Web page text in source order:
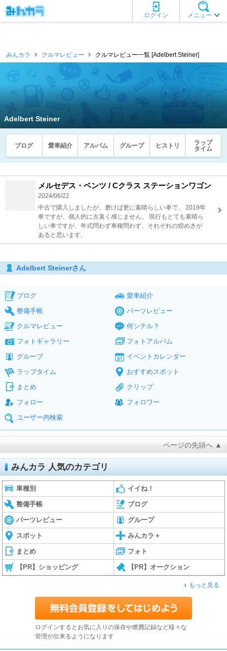
メニュー
ログイン
みんカラ クルマレビュー クルマレビュー一覧 [Adelbert Steiner]
Adelbert Steiner
ブログ 愛車紹介 アルバム グループ ヒストリ
ラップ
タイム
メルセデス・ベンツ / Cクラス ステーションワゴン
2024/06/22
中古で購入しましたが、磨けば更に素晴らしい車で、 2019年
車ですが、個人的に古臭く感じません。 現行もとても素晴ら
しい車ですが、年式問わず車種問わず、それぞれの煌めきが
あると思います。
Adelbert Steinerさん
ブログ
愛車紹介
整備手帳
パーツレビュー
クルマレビュー
何シテル？
フォトギャラリー
フォトアルバム
グループ
イベントカレンダー
ラップタイム
おすすめスポット
まとめ
クリップ
フォロー
フォロワー
ユーザー内検索
ページの先頭へ ▲
みんカラ 人気のカテゴリ
車種別 イイね！
整備手帳 ブログ
パーツレビュー グループ
スポット みんカラ＋
まとめ フォト
【PR】ショッピング 【PR】オークション
もっと見る
ログインするとお気に入りの保存や燃費記録など様々な
管理が出来るようになります